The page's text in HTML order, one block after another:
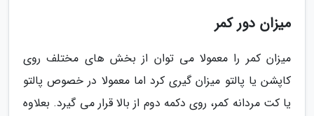
میزان دور کمر
میزان کمر را معمولا می توان از بخش های مختلف روی
کاپشن یا پالتو میزان گیری کرد اما معمولا در خصوص پالتو
یا کت مردانه کمر، روی دکمه دوم از بالا قرار می گیرد. بعلاوه